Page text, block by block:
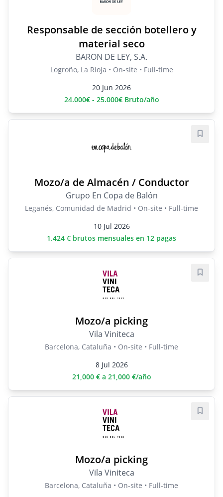
Responsable de sección botellero y
material seco
BARON DE LEY, S.A.
Logroño, La Rioja • On-site • Full-time
20 Jun 2026
24.000€ - 25.000€ Bruto/año
Mozo/a de Almacén / Conductor
Grupo En Copa de Balón
Leganés, Comunidad de Madrid • On-site • Full-time
10 Jul 2026
1.424 € brutos mensuales en 12 pagas
Save
Mozo/a picking
Vila Viniteca
Barcelona, Cataluña • On-site • Full-time
8 Jul 2026
21,000 € a 21,000 €/año
Save
Mozo/a picking
Vila Viniteca
Barcelona, Cataluña • On-site • Full-time
Save